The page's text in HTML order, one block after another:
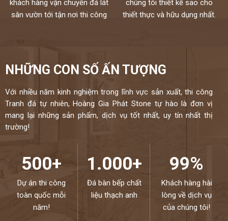
khách hàng vận chuyển đá lát
sân vườn tới tận nơi thi công
chúng tôi thiết kế sao cho
thiết thực và hữu dụng nhất.
NHỮNG CON SỐ ẤN TƯỢNG
Với nhiều năm kinh nghiệm trong lĩnh vực sản xuất, thi công
Tranh đá tự nhiên, Hoàng Gia Phát Stone tự hào là đơn vị
mang lại những sản phẩm, dịch vụ tốt nhất, uy tín nhất thị
trường!
500+
Dự án thi công
toàn quốc mỗi
năm!
1.000+
Đá bàn bếp chất
liệu thạch anh
99%
Khách hàng hài
lòng về dịch vụ
của chúng tôi!